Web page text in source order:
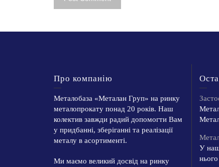
Про компанію
Металобаза «Металан Груп» на ринку
металопрокату понад 20 років. Наш
колектив завжди радий допомогти Вам
у придбанні, зберіганні та реалізації
металу в асортименті.
Ми маємо великий досвід на ринку
У наш